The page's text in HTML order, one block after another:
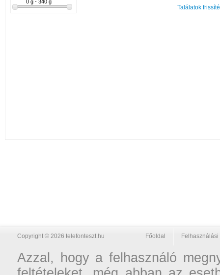
Találatok
Copyright © 2026 telefonteszt.hu Főoldal
Azzal, hogy a felhasználó